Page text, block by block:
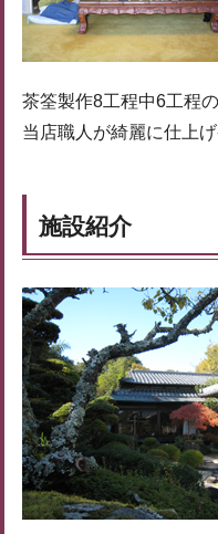
茶筌製作8工程中6工程
当店職人が綺麗に仕上
施設紹介